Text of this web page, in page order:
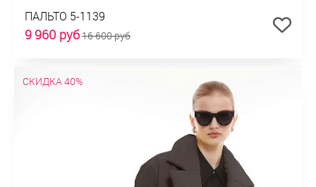
ПАЛЬТО 5-1139
9 960 руб16 600 руб
СКИДКА 40%